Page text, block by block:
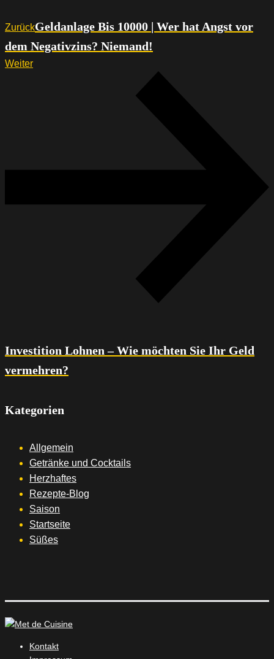
ZurückGeldanlage Bis 10000 | Wer hat Angst vor
dem Negativzins? Niemand!
Weiter
Investition Lohnen – Wie möchten Sie Ihr Geld
vermehren?
Kategorien
Allgemein
Getränke und Cocktails
Herzhaftes
Rezepte-Blog
Saison
Startseite
Süßes
Kontakt